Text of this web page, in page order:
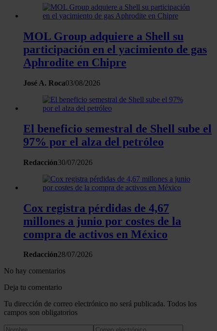
el contenido y los anuncios, ofrecer funciones de redes
sociales y analizar el tráfico. Además, compartimos
información sobre el uso que haga del sitio web con
nuestros partners de redes sociales, publicidad y análisis
web, quienes pueden combinarla con otra información
que les haya proporcionado o que hayan recopilado a
partir del uso que haya hecho de sus servicios.
MOL Group adquiere a Shell su
participación en el yacimiento de gas
Aphrodite en Chipre
José A. Roca03/08/2026
El beneficio semestral de Shell sube el
97% por el alza del petróleo
Redacción30/07/2026
Cox registra pérdidas de 4,67
millones a junio por costes de la
compra de activos en México
Redacción28/07/2026
No hay comentarios
Deja tu comentario
Tu dirección de correo electrónico no será publicada. Todos los
campos son obligatorios